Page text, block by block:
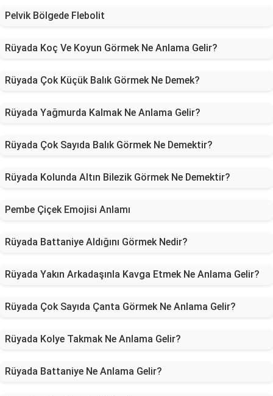
Pelvik Bölgede Flebolit
Rüyada Koç Ve Koyun Görmek Ne Anlama Gelir?
Rüyada Çok Küçük Balık Görmek Ne Demek?
Rüyada Yağmurda Kalmak Ne Anlama Gelir?
Rüyada Çok Sayıda Balık Görmek Ne Demektir?
Rüyada Kolunda Altın Bilezik Görmek Ne Demektir?
Pembe Çiçek Emojisi Anlamı
Rüyada Battaniye Aldığını Görmek Nedir?
Rüyada Yakın Arkadaşınla Kavga Etmek Ne Anlama Gelir?
Rüyada Çok Sayıda Çanta Görmek Ne Anlama Gelir?
Rüyada Kolye Takmak Ne Anlama Gelir?
Rüyada Battaniye Ne Anlama Gelir?